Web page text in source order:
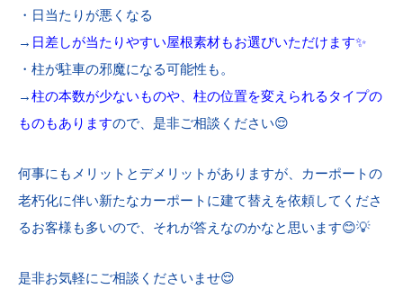
・日当たりが悪くなる
→ 日差しが当たりやすい屋根素材もお選びいただけます✨
・柱が駐車の邪魔になる可能性も。
→柱の本数が少ないものや、柱の位置を変えられるタイプの
ものもありますので、是非ご相談ください😌
何事にもメリットとデメリットがありますが、カーポートの
老朽化に伴い新たなカーポートに建て替えを依頼してくださ
るお客様も多いので、それが答えなのかなと思います😊💡
是非お気軽にご相談くださいませ😌